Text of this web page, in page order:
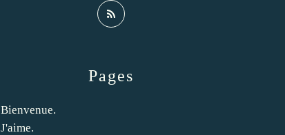
Pages
Bienvenue.
J'aime.